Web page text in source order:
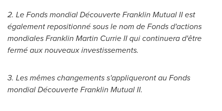
2. Le Fonds mondial Découverte Franklin Mutual II est
également repositionné sous le nom de Fonds d'actions
mondialesFranklin Martin Currie IIqui continuera d'être
fermé aux nouveaux investissements.
3. Les mêmes changements s'appliqueront au Fonds
mondial Découverte Franklin Mutual II.